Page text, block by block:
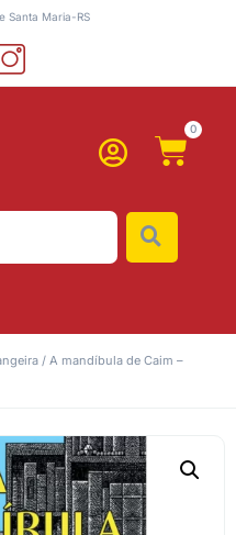
Santa Maria-RS
0
/ A mandíbula de Caim –